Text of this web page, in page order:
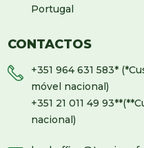
Portugal
CONTACTOS
+351 964 631 583*
móvel nacional)
+351 21 011 49 93
nacional)